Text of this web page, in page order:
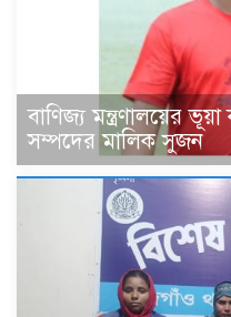
বাণিজ্য মন্ত্রণালয়ের
সম্পদের মালিক সুজন